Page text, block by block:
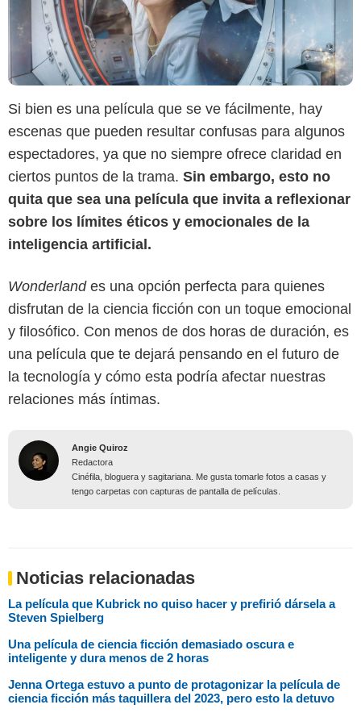
Si bien es una película que se ve fácilmente, hay
escenas que pueden resultar confusas para algunos
espectadores, ya que no siempre ofrece claridad en
ciertos puntos de la trama. Sin embargo, esto no
quita que sea una película que invita a reflexionar
sobre los límites éticos y emocionales de la
inteligencia artificial.
Wonderlandes una opción perfecta para quienes
disfrutan de la ciencia ficción con un toque emocional
y filosófico. Con menos de dos horas de duración, es
una película que te dejará pensando en el futuro de
la tecnología y cómo esta podría afectar nuestras
relaciones más íntimas.
Angie Quiroz
Redactora
Cinéfila, bloguera y sagitariana. Me gusta tomarle fotos a casas y
tengo carpetas con capturas de pantalla de películas.
Noticias relacionadas
La película que Kubrick no quiso hacer y prefirió dársela a
Steven Spielberg
Una película de ciencia ficción demasiado oscura e
inteligente y dura menos de 2 horas
Jenna Ortega estuvo a punto de protagonizar la película de
ciencia ficción más taquillera del 2023, pero esto la detuvo